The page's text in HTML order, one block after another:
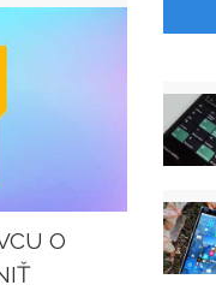
O